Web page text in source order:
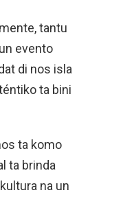
tantu
evento
di nos isla
ta bini
ta komo
ta brinda
na un